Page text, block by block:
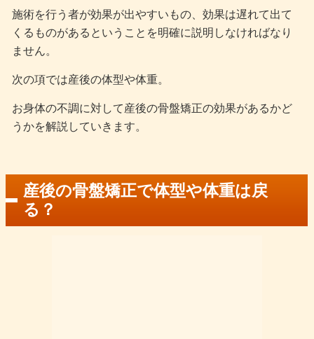
施術を行う者が効果が出やすいもの、効果は遅れて出て
くるものがあるということを明確に説明しなければなり
ません。
次の項では産後の体型や体重。
お身体の不調に対して産後の骨盤矯正の効果があるかど
うかを解説していきます。
産後の骨盤矯正で体型や体重は戻
る？